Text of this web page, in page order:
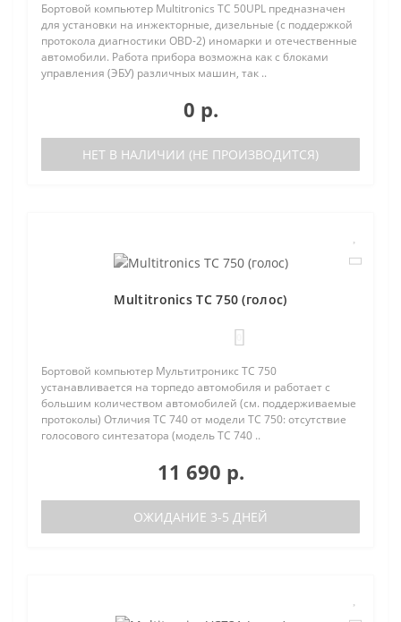
Бортовой компьютер Multitronics TC 50UPL предназначен
для установки на инжекторные, дизельные (с поддержкой
протокола диагностики OBD-2) иномарки и отечественные
автомобили. Работа прибора возможна как с блоками
управления (ЭБУ) различных машин, так ..
0 р.
НЕТ В НАЛИЧИИ (НЕ ПРОИЗВОДИТСЯ)
Multitronics TC 750 (голос)
Бортовой компьютер Мультитроникс TC 750
устанавливается на торпедо автомобиля и работает с
большим количеством автомобилей (см. поддерживаемые
протоколы) Отличия TC 740 от модели TC 750: отсутствие
голосового синтезатора (модель TC 740 ..
11 690 р.
ОЖИДАНИЕ 3-5 ДНЕЙ